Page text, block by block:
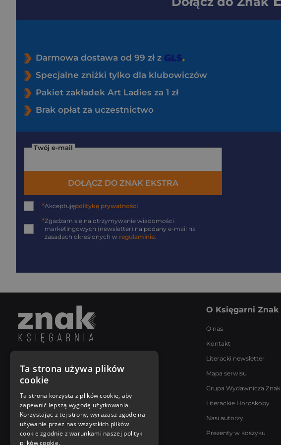
Darmowa dostawa od 99 zł z
Specjalne zniżki tylko dla klubowiczów
Pakiet zakładek Art Ladies za 1 zł
Brak opłat za uczestnictwo
Twój e-mail
DOŁĄCZ DO ZNAK EKSTRA
*Akceptujępolitykę prywatności
*Zgadzam się na otrzymywanie wiadomości
marketingowych (newsletter) na podany e-mail na
zasadach określonych w regulaminie.
Poniedziałek - Piątek
8:00 - 18:00
[email protected]
Bądź z nami na bieżąco
O Księgarni Znak
O nas
Kontakt
Literacki newsletter
Mapa serwisu
Grupa Wydawnicza Znak
Literackie Horoskopy
Nasi autorzy
Prezenty w koszyku
Ta strona używa plików
cookie
Ta strona korzysta z plików cookie, aby
zapewnić lepszą wygodę użytkowania.
Korzystając z tej strony, wyrażasz zgodę na
używanie przez nas wszystkich plików
cookie zgodnie z warunkami naszej polityki
plików cookie.